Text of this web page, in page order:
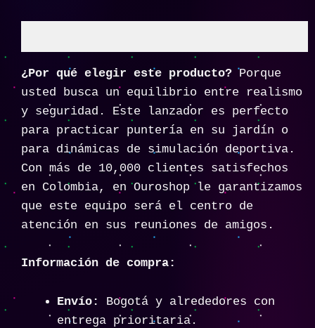
¿Por qué elegir este producto? Porque
usted busca un equilibrio entre realismo
y seguridad. Este lanzador es perfecto
para practicar puntería en su jardín o
para dinámicas de simulación deportiva.
Con más de 10,000 clientes satisfechos
en Colombia, en Ouroshop le garantizamos
que este equipo será el centro de
atención en sus reuniones de amigos.
Información de compra:
Envío:
Bogotá y alrededores con
entrega prioritaria.